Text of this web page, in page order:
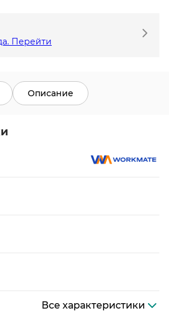
Перейти
Описание
Все характеристики